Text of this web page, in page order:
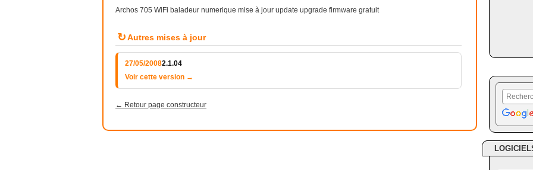
Archos 705 WiFi baladeur numerique mise à jour update upgrade firmware gratuit
↻Autres mises à jour
27/05/20082.1.04
Voir cette version →
← Retour page constructeur